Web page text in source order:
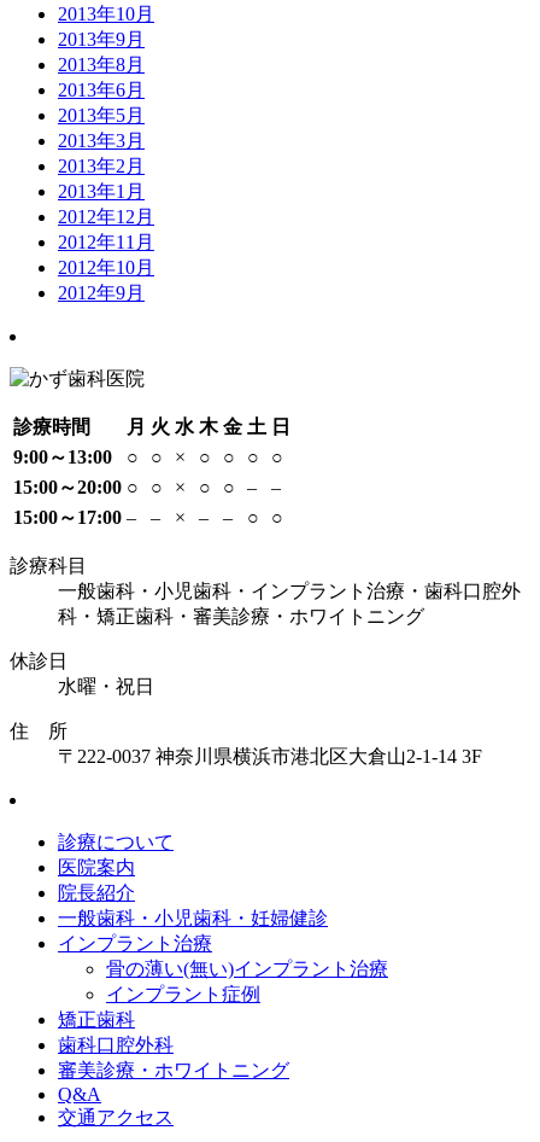
2013年10月
2013年9月
2013年8月
2013年6月
2013年5月
2013年3月
2013年2月
2013年1月
2012年12月
2012年11月
2012年10月
2012年9月
診療時間 月 火 水 木 金 土 日
9:00～13:00
○ ○ × ○ ○ ○
○
15:00～20:00 ○ ○ × ○ ○ –
–
15:00～17:00 – – × – – ○ ○
診療科目
一般歯科・小児歯科・インプラント治療・歯科口腔外
科・矯正歯科・審美診療・ホワイトニング
休診日
水曜・祝日
住 所
〒222-0037 神奈川県横浜市港北区大倉山2-1-14 3F
診療について
医院案内
院長紹介
一般歯科・小児歯科・妊婦健診
インプラント治療
骨の薄い(無い)インプラント治療
インプラント症例
矯正歯科
歯科口腔外科
審美診療・ホワイトニング
Q&A
交通アクセス